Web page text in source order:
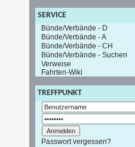
SERVICE
Bünde/Verbände - D
Bünde/Verbände - A
Bünde/Verbände - CH
Bünde/Verbände - Suchen
Verweise
Fahrten-Wiki
TREFFPUNKT
Passwort vergessen?